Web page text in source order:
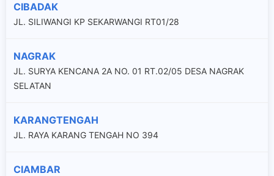
CIBADAK
JL. SILIWANGI KP SEKARWANGI RT01/28
NAGRAK
JL. SURYA KENCANA 2A NO. 01 RT.02/05 DESA NAGRAK
SELATAN
KARANGTENGAH
JL. RAYA KARANG TENGAH NO 394
CIAMBAR